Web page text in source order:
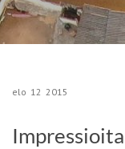
elo 12 2015